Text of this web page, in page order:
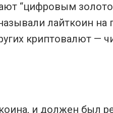
“цифровым
лайткоин
криптовалют —
и должен был